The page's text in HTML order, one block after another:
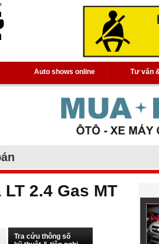
Auto shows online Tư vấn
2.4 Gas MT
Tra cứu thông số